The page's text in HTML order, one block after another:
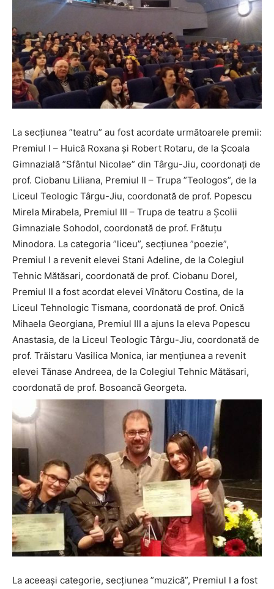
La secțiunea ”teatru” au fost acordate următoarele premii:
Premiul I – Huică Roxana și Robert Rotaru, de la Școala
Gimnazială ”Sfântul Nicolae” din Târgu-Jiu, coordonați de
prof. Ciobanu Liliana, Premiul II – Trupa ”Teologos”, de la
Liceul Teologic Târgu-Jiu, coordonată de prof. Popescu
Mirela Mirabela, Premiul III – Trupa de teatru a Școlii
Gimnaziale Sohodol, coordonată de prof. Frătuțu
Minodora. La categoria ”liceu”, secțiunea ”poezie”,
Premiul I a revenit elevei Stani Adeline, de la Colegiul
Tehnic Mătăsari, coordonată de prof. Ciobanu Dorel,
Premiul II a fost acordat elevei Vînătoru Costina, de la
Liceul Tehnologic Tismana, coordonată de prof. Onică
Mihaela Georgiana, Premiul III a ajuns la eleva Popescu
Anastasia, de la Liceul Teologic Târgu-Jiu, coordonată de
prof. Trăistaru Vasilica Monica, iar mențiunea a revenit
elevei Tănase Andreea, de la Colegiul Tehnic Mătăsari,
coordonată de prof. Bosoancă Georgeta.
La aceeași categorie, secțiunea ”muzică”, Premiul I a fost